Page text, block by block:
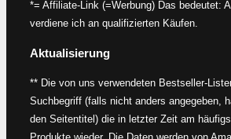
*= Affiliate-Link (=Werbung) Das bedeutet:
verdiene ich an qualifizierten Käufen.
Aktualisierung
** Die von uns verwendeten Bestseller-
Suchbegriff (falls nicht anders angegeben,
den Seitentitel) die in letzter Zeit am